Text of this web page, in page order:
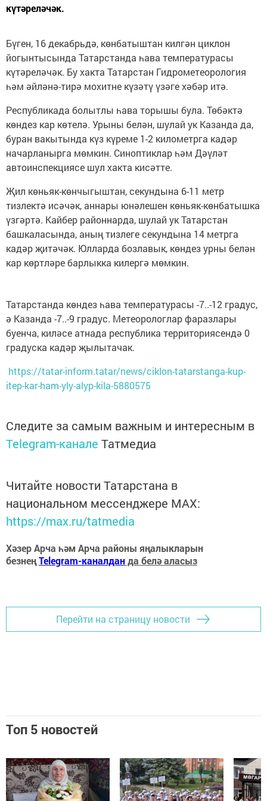
күтәреләчәк.
Бүген, 16 декабрьдә, көнбатыштан килгән циклон
йогынтысында Татарстанда һава температурасы
күтәреләчәк. Бу хакта Татарстан Гидрометеорология
һәм әйләнә-тирә мохитне күзәтү үзәге хәбәр итә.
Республикада болытлы һава торышы була. Төбәктә
көндез кар көтелә. Урыны белән, шулай ук Казанда да,
буран вакытында күз күреме 1-2 километрга кадәр
начарланырга мөмкин. Синоптиклар һәм Дәүләт
автоинспекциясе шул хакта кисәтте.
Җил көньяк-көнчыгыштан, секундына 6-11 метр
тизлектә исәчәк, аннары юнәлешен көньяк-көнбатышка
үзгәртә. Кайбер районнарда, шулай ук Татарстан
башкаласында, аның тизлеге секундына 14 метрга
кадәр җитәчәк. Юлларда бозлавык, көндез урны белән
кар көртләре барлыкка килергә мөмкин.
Татарстанда көндез һава температурасы -7..-12 градус,
ә Казанда -7..-9 градус. Метеорологлар фаразлары
буенча, киләсе атнада республика территориясендә 0
градуска кадәр җылытачак.
https://tatar-inform.tatar/news/ciklon-tatarstanga-kup-
itep-kar-ham-yly-alyp-kila-5880575
Следите за самым важным и интересным в
Telegram-канале Татмедиа
Читайте новости Татарстана в
национальном мессенджере MАХ:
https://max.ru/tatmedia
Хәзер Арча һәм Арча районы яңалыкларын
безнеңTelegram-каналданда белә аласыз
Перейти на страницу новости
Топ 5 новостей